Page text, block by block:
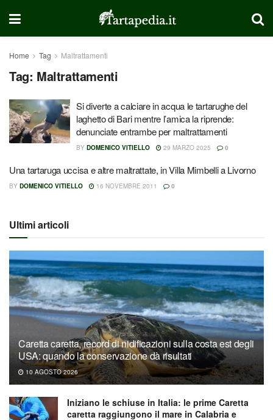
Home Tag Maltrattamenti
Tag: Maltrattamenti
Si diverte a calciare in acqua le tartarughe del
laghetto di Bari mentre l’amica la riprende:
denunciate entrambe per maltrattamenti
BY DOMENICO VITIELLO 29 MARZO 2025 0
Una tartaruga uccisa e altre maltrattate, in Villa Mimbelli a Livorno
BY DOMENICO VITIELLO 16 NOVEMBRE 2011 0
Ultimi articoli
Caretta caretta, record di nidificazioni sulla costa est degli
USA: quando la conservazione dà risultati
10 AGOSTO 2026
Iniziano le schiuse in Italia: le prime Caretta
caretta raggiungono il mare in Calabria e